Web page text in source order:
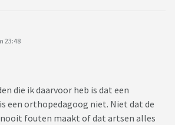
23:48
die ik daarvoor heb is dat een
een orthopedagoog niet. Niet dat de
fouten maakt of dat artsen alles